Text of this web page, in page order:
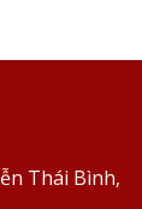
Thái Bình,